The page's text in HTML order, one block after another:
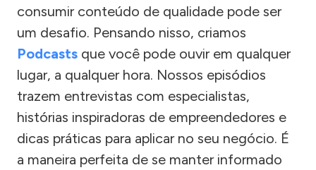
consumir conteúdo de qualidade pode ser
um desafio. Pensando nisso, criamos
Podcasts que você pode ouvir em qualquer
lugar, a qualquer hora. Nossos episódios
trazem entrevistas com especialistas,
histórias inspiradoras de empreendedores e
dicas práticas para aplicar no seu negócio. É
a maneira perfeita de se manter informado